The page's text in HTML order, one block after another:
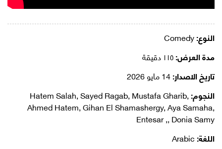
النوع:
مدة العرض:
تاريخ الاصدار:
النجوم:Hatem Salah, Sayed Ragab, Mustafa Gharib,
Ahmed Hatem, Gihan El Shamashergy, Aya Samaha,
Entesar ,, Donia Samy
اللغة: